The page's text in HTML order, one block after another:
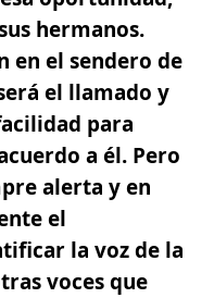
hermanos.
en el sendero de
el llamado y
para
a él. Pero
alerta y en
el
la voz de la
voces que